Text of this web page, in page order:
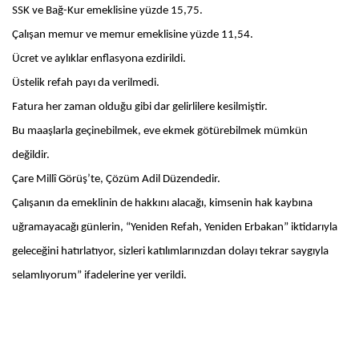
SSK ve Bağ-Kur emeklisine yüzde 15,75.
Çalışan memur ve memur emeklisine yüzde 11,54.
Ücret ve aylıklar enflasyona ezdirildi.
Üstelik refah payı da verilmedi.
Fatura her zaman olduğu gibi dar gelirlilere kesilmiştir.
Bu maaşlarla geçinebilmek, eve ekmek götürebilmek mümkün
değildir.
Çare Millî Görüş’te, Çözüm Adil Düzendedir.
Çalışanın da emeklinin de hakkını alacağı, kimsenin hak kaybına
uğramayacağı günlerin, “Yeniden Refah, Yeniden Erbakan” iktidarıyla
geleceğini hatırlatıyor, sizleri katılımlarınızdan dolayı tekrar saygıyla
selamlıyorum” ifadelerine yer verildi.